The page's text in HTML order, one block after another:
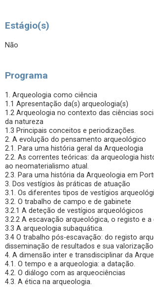
Estágio(s)
Não
Programa
1. Arqueologia como ciência
1.1 Apresentação da(s) arqueologia(s)
1.2 Arqueologia no contexto das ciências
da natureza
1.3 Principais conceitos e periodizações.
2. A evolução do pensamento arqueológico
2.1. Para uma história geral da Arqueologia
2.2. As correntes teóricas: da arqueologia
ao neomaterialismo atual.
2.3. Para uma história da Arqueologia em
3. Dos vestígios às práticas de atuação
3.1. Os diferentes tipos de vestígios
3.2. O trabalho de campo e de gabinete
3.2.1 A deteção de vestígios arqueológicos
3.2.2 A escavação arqueológica, o registo e
3.3 A arqueologia subaquática.
3.4 O trabalho pós-escavação: do registo
disseminação de resultados e sua
4. A dimensão inter e transdisciplinar da
4.1. O tempo e a arqueologia: a datação.
4.2. O diálogo com as arqueociências
4.3. A ética na arqueologia.